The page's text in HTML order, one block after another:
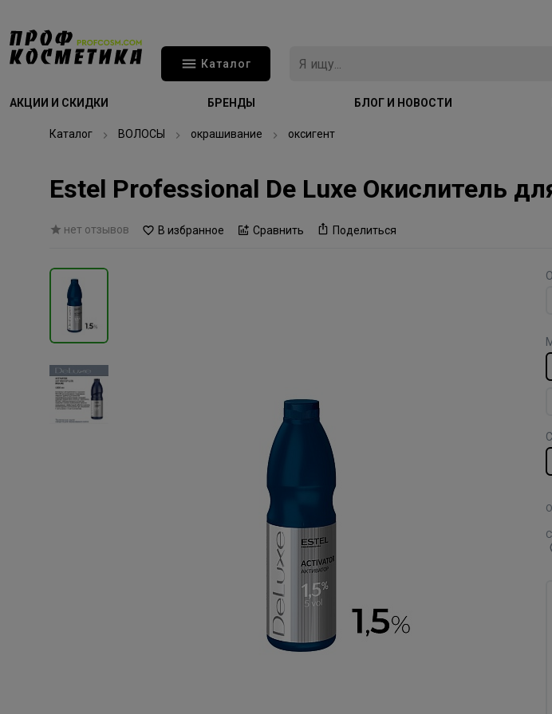
Каталог
АКЦИИ И СКИДКИ БРЕНДЫ БЛОГ И НОВОСТИ
Каталог ВОЛОСЫ окрашивание оксигент
Estel Professional De Luxe Окислитель
нет отзывов В избранное Сравнить Поделиться